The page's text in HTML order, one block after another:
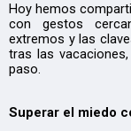
Hoy hemos
con gestos
extremos y las
tras las
paso.
Superar el miedo